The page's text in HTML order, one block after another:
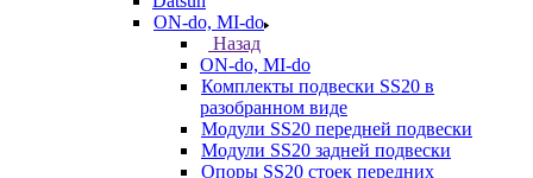
ON-do, MI-do
Назад
ON-do, MI-do
Комплекты подвески SS20 в
разобранном виде
Модули SS20 передней подвески
Модули SS20 задней подвески
Опоры SS20 стоек передних